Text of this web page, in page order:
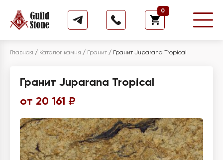
0
Главная / Каталог камня / Гранит / Гранит Juparana Tropical
Гранит Juparana Tropical
от 20 161 ₽